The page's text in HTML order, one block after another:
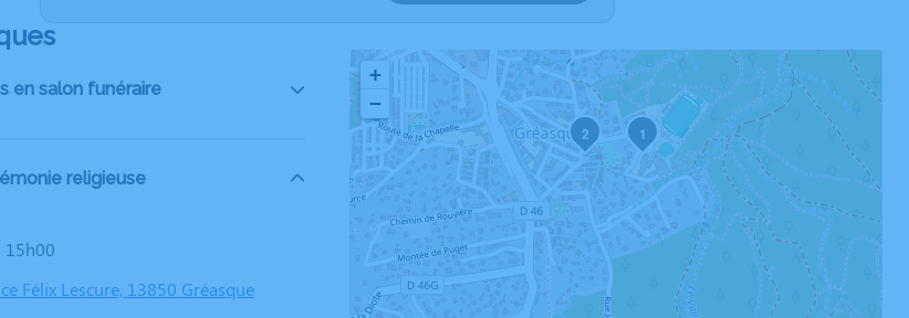
en salon funéraire
religieuse
15h00
Félix Lescure, 13850 Gréasque
1
2
+
−